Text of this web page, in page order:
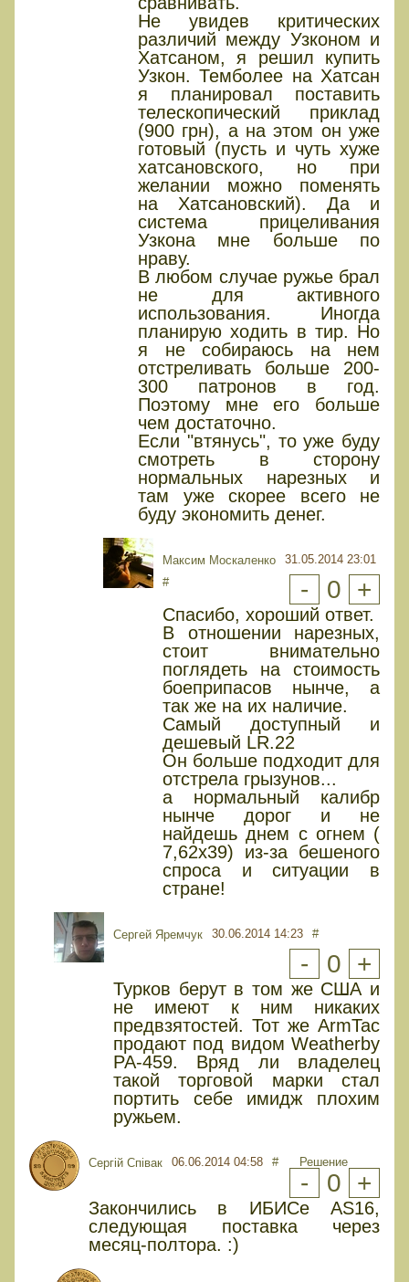
Не увидев критических
различий между Узконом и
Хатсаном, я решил купить
Узкон. Темболее на Хатсан
я планировал поставить
телескопический приклад
(900 грн), а на этом он уже
готовый (пусть и чуть хуже
хатсановского, но при
желании можно поменять
на Хатсановский). Да и
система прицеливания
Узкона мне больше по
нраву.
В любом случае ружье брал
не для активного
использования. Иногда
планирую ходить в тир. Но
я не собираюсь на нем
отстреливать больше 200-
300 патронов в год.
Поэтому мне его больше
чем достаточно.
Если "втянусь", то уже буду
смотреть в сторону
нормальных нарезных и
там уже скорее всего не
буду экономить денег.
Максим Москаленко
31.05.2014 23:01
#
- 0 +
Спасибо, хороший ответ.
В отношении нарезных,
стоит внимательно
поглядеть на стоимость
боеприпасов нынче, а
так же на их наличие.
Самый доступный и
дешевый LR.22
Он больше подходит для
отстрела грызунов...
а нормальный калибр
нынче дорог и не
найдешь днем с огнем (
7,62х39) из-за бешеного
спроса и ситуации в
стране!
Сергей Яремчук 30.06.2014 14:23 #
- 0 +
Турков берут в том же США и
не имеют к ним никаких
предвзятостей. Тот же ArmTac
продают под видом Weatherby
PA-459. Вряд ли владелец
такой торговой марки стал
портить себе имидж плохим
ружьем.
Сергій Співак 06.06.2014 04:58 # Решение
- 0 +
Закончились в ИБИСе AS16,
следующая поставка через
месяц-полтора. :)